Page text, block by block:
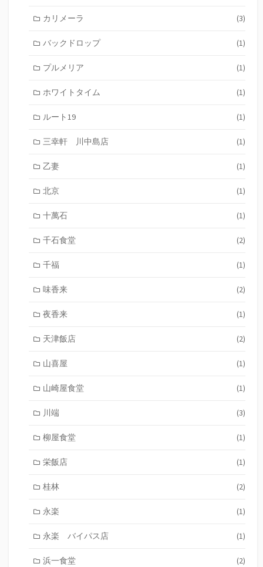
カリメーラ (3)
バックドロップ (1)
プルメリア (1)
ホワイトタイム (1)
ルート19 (1)
三幸軒 川中島店 (1)
乙妻 (1)
北京 (1)
十萬石 (1)
千石食堂 (2)
千福 (1)
味香来 (2)
夜香来 (1)
天津飯店 (2)
山喜屋 (1)
山崎屋食堂 (1)
川端 (3)
柳屋食堂 (1)
栄飯店 (1)
桂林 (2)
永楽 (1)
永楽 バイパス店 (1)
浜一食堂 (2)